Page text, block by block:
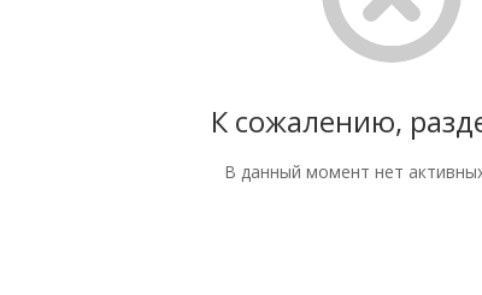
К сожалению,
В данный момент нет